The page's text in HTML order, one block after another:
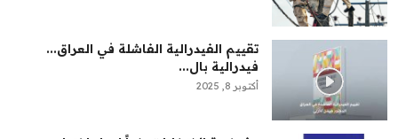
تقييم الفيدرالية الفاشلة في العراق...
فيدرالية بال...
أكتوبر 8, 2025